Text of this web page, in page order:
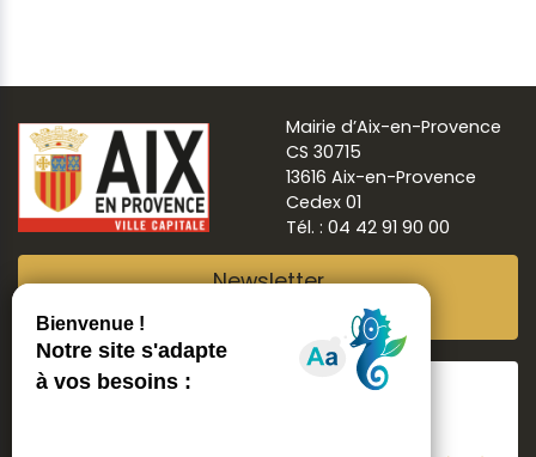
Mairie d’Aix-en-Provence
CS 30715
13616 Aix-en-Provence
Cedex 01
Tél. : 04 42 91 90 00
Newsletter
Suivre Aix ma ville